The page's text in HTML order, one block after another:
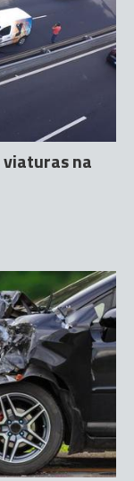
na